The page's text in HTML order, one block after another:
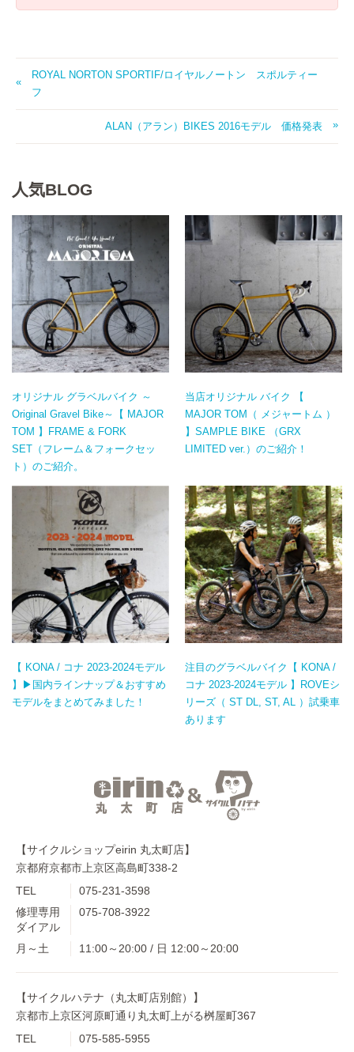
ROYAL NORTON SPORTIF/ロイヤルノートン スポルティー
フ
ALAN（アラン）BIKES 2016モデル 価格発表
人気BLOG
オリジナル グラベルバイク ～
Original Gravel Bike～【 MAJOR
TOM 】FRAME & FORK
SET（フレーム＆フォークセッ
ト）のご紹介。
当店オリジナル バイク 【
MAJOR TOM（ メジャートム ）
】SAMPLE BIKE （GRX
LIMITED ver.）のご紹介！
【 KONA / コナ 2023-2024モデル
】▶国内ラインナップ＆おすすめ
モデルをまとめてみました！
注目のグラベルバイク【 KONA /
コナ 2023-2024モデル 】ROVEシ
リーズ（ ST DL, ST, AL ）試乗車
あります
【サイクルショップeirin 丸太町店】
京都府京都市上京区高島町338-2
TEL
075-231-3598
修理専用
ダイアル
075-708-3922
月～土 11:00～20:00 / 日 12:00～20:00
【サイクルハテナ（丸太町店別館）】
京都市上京区河原町通り丸太町上がる桝屋町367
TEL
075-585-5955